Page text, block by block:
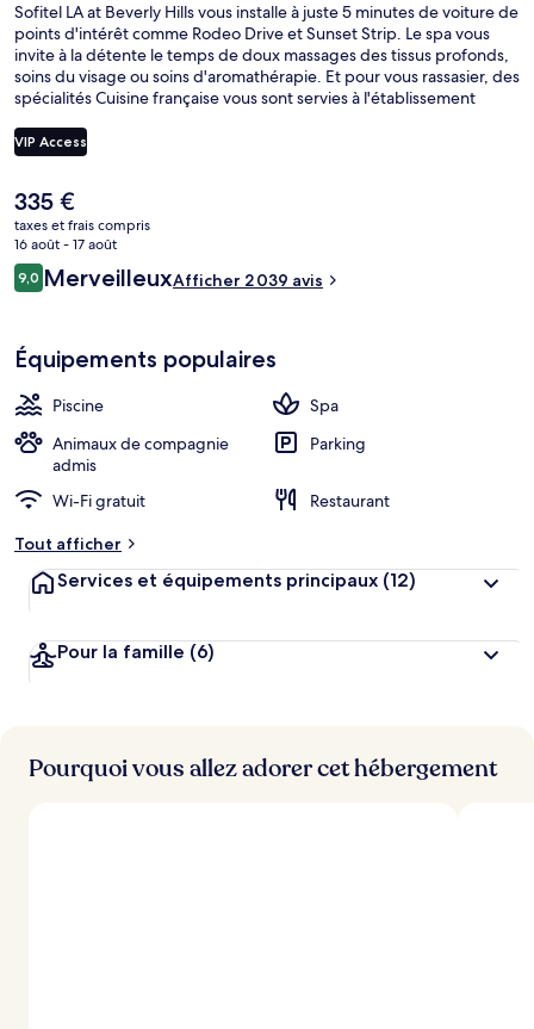
Sofitel LA at Beverly Hills vous installe à juste 5 minutes de voiture de
points d'intérêt comme Rodeo Drive et Sunset Strip. Le spa vous
invite à la détente le temps de doux massages des tissus profonds,
soins du visage ou soins d'aromathérapie. Et pour vous rassasier, des
spécialités Cuisine française vous sont servies à l'établissement
dîner. Cet hôtel de luxe abrite en outre une piscine extérieure, un
bar / salon et un centre de remise en forme. Les autres voyageurs
personnel attentionné.
VIP Access
Le
prix
actuel
est
de
335 €
taxes et frais compris
16 août - 17 août
Avis
voyageurs
9,09,0 sur 10
MerveilleuxAfficher 2 039 avis
Équipements populaires
Piscine
Spa
Animaux de compagnie
admis
Parking
Wi-Fi gratuit
Restaurant
Tout afficher
Services et équipements principaux (12)
Pour la famille (6)
Pourquoi vous allez adorer cet hébergement